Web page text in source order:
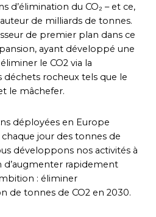
d’élimination du CO₂ – et ce,
de milliards de tonnes.
de premier plan dans ce
ayant développé une
le CO2 via la
déchets rocheux tels que le
le mâchefer.
déployées en Europe
jour des tonnes de
développons nos activités à
d’augmenter rapidement
: éliminer
de tonnes de CO2 en 2030.